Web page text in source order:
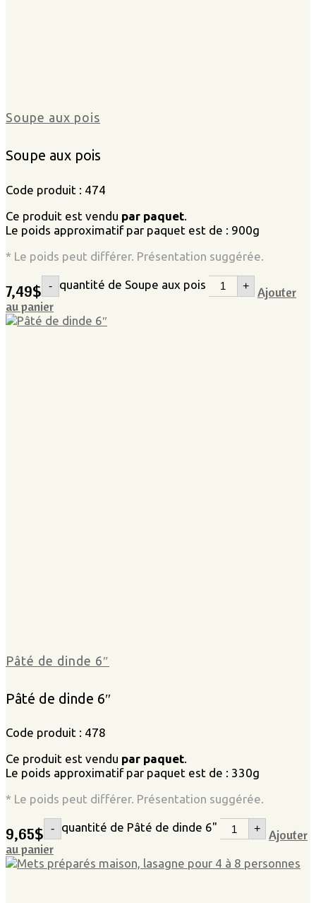
Soupe aux pois
Soupe aux pois
Code produit : 474
Ce produit est vendu par paquet
Le poids approximatif par paquet est de : 900g
* Le poids peut différer. Présentation suggérée.
7,49$ - quantité de Soupe aux pois +
Ajouter
au panier
Pâté de dinde 6″
Pâté de dinde 6″
Code produit : 478
Ce produit est vendu par paquet.
Le poids approximatif par paquet est de : 330g
* Le poids peut différer. Présentation suggérée.
9,65$ - quantité de Pâté de dinde 6" +
Ajouter
au panier